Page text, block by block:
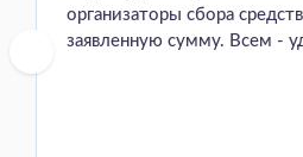
организаторы сбора
заявленную сумму. Всем -